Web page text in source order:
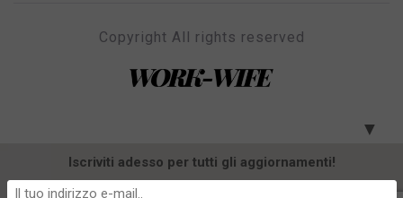
Copyright All rights reserved
WORK-WIFE
▼
Iscriviti adesso per tutti gli aggiornamenti!